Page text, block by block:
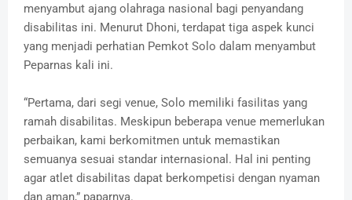
menyambut ajang olahraga nasional bagi penyandang
disabilitas ini. Menurut Dhoni, terdapat tiga aspek kunci
yang menjadi perhatian Pemkot Solo dalam menyambut
Peparnas kali ini.
“Pertama, dari segi venue, Solo memiliki fasilitas yang
ramah disabilitas. Meskipun beberapa venue memerlukan
perbaikan, kami berkomitmen untuk memastikan
semuanya sesuai standar internasional. Hal ini penting
agar atlet disabilitas dapat berkompetisi dengan nyaman
dan aman,” paparnya.